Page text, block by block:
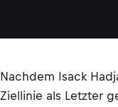
Nachdem Isack
Ziellinie als Letzter